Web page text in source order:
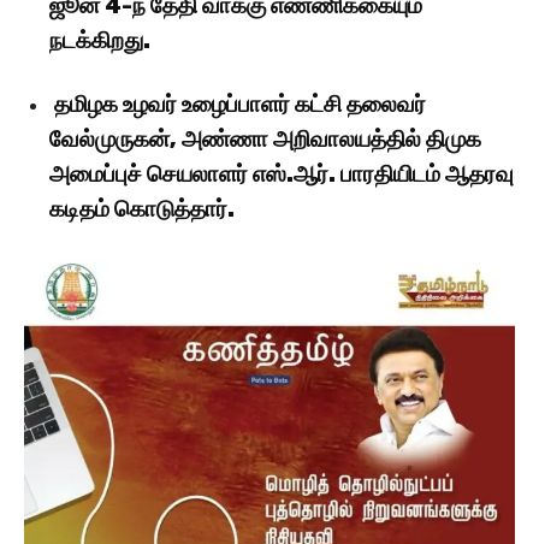
ஜூன் 4-ந் தேதி வாக்கு எண்ணிக்கையும்
நடக்கிறது.
தமிழக உழவர் உழைப்பாளர் கட்சி தலைவர்
வேல்முருகன், அண்ணா அறிவாலயத்தில் திமுக
அமைப்புச் செயலாளர் எஸ்.ஆர். பாரதியிடம் ஆதரவு
கடிதம் கொடுத்தார்.